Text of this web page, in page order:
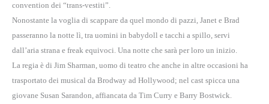
convention dei “trans-vestiti”.
Nonostante la voglia di scappare da quel mondo di pazzi, Janet e Brad
passeranno la notte lì, tra uomini in babydoll e tacchi a spillo, servi
dall’aria strana e freak equivoci. Una notte che sarà per loro un inizio.
La regia è di Jim Sharman, uomo di teatro che anche in altre occasioni ha
trasportato dei musical da Brodway ad Hollywood; nel cast spicca una
giovane Susan Sarandon, affiancata da Tim Curry e Barry Bostwick.